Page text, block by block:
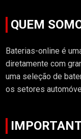
QUEM
Baterias-online é
diretamente com
uma seleção de
os setores